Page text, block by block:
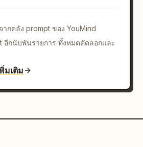
กคลัง prompt ของ YouMind
อีกนับพันรายการ ทั้งหมดคัดลอกและ
มเติม